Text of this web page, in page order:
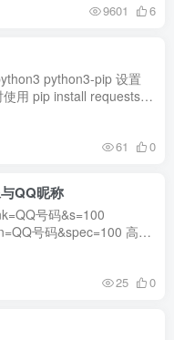
9601 6
python3-pip 设置
用 pip install requests -i
永久设置 pip...
61 0
QQ昵称
号码&s=100
号码&spec=100 高清
号码&spec=6...
25 0